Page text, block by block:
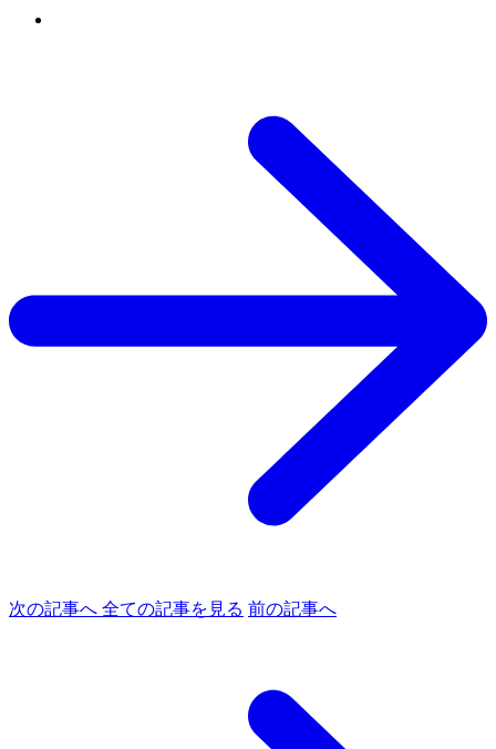
次の記事へ 全ての記事を見る 前の記事へ